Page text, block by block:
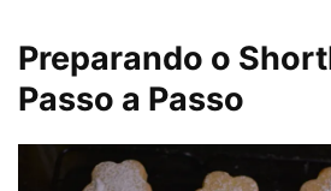
Preparando o
Passo a Passo